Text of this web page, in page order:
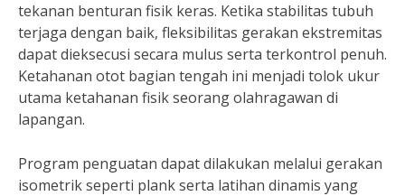
tekanan benturan fisik keras. Ketika stabilitas tubuh
terjaga dengan baik, fleksibilitas gerakan ekstremitas
dapat dieksecusi secara mulus serta terkontrol penuh.
Ketahanan otot bagian tengah ini menjadi tolok ukur
utama ketahanan fisik seorang olahragawan di
lapangan.
Program penguatan dapat dilakukan melalui gerakan
isometrik seperti plank serta latihan dinamis yang